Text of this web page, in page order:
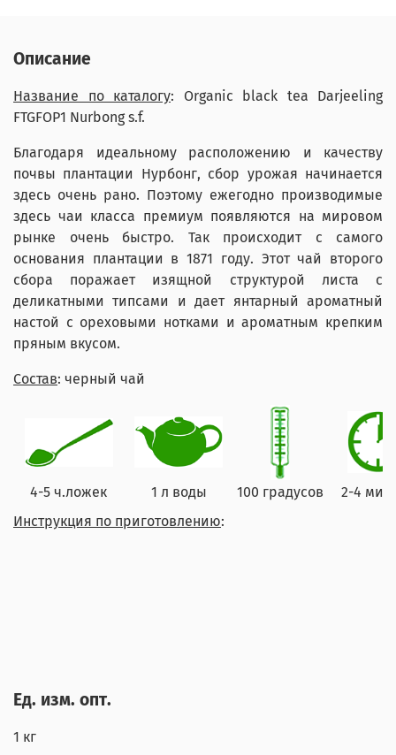
Описание
Название по каталогу: Organic black tea Darjeeling
FTGFOP1 Nurbong s.f.
Благодаря идеальному расположению и качеству
почвы плантации Нурбонг, сбор урожая начинается
здесь очень рано. Поэтому ежегодно производимые
здесь чаи класса премиум появляются на мировом
рынке очень быстро. Так происходит с самого
основания плантации в 1871 году. Этот чай второго
сбора поражает изящной структурой листа с
деликатными типсами и дает янтарный ароматный
настой с ореховыми нотками и ароматным крепким
пряным вкусом.
Состав: черный чай
Инструкция по приготовлению:
4-5 ч.ложек 1 л воды 100 градусов 2-4
Ед. изм. опт.
1 кг